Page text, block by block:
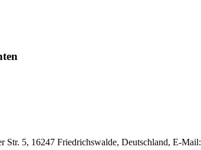
Str. 5, 16247 Friedrichswalde, Deutschland, E-Mail: